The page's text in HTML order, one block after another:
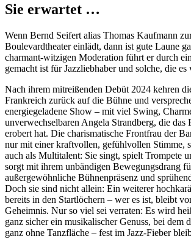
Sie erwartet …
Wenn Bernd Seifert alias Thomas Kaufmann
Boulevardtheater einlädt, dann ist gute Laune
charmant-witzigen Moderation führt er durch
gemacht ist für Jazzliebhaber und solche, die
Nach ihrem mitreißenden Debüt 2024 kehren
Frankreich zurück auf die Bühne und
energiegeladene Show – mit viel Swing,
unverwechselbaren Angela Strandberg, die
erobert hat. Die charismatische Frontfrau der
nur mit einer kraftvollen, gefühlvollen Stimme,
auch als Multitalent: Sie singt, spielt Trompete
sorgt mit ihrem unbändigen Bewegungsdrang
außergewöhnliche Bühnenpräsenz und
Doch sie sind nicht allein: Ein weiterer
bereits in den Startlöchern – wer es ist, bleibt
Geheimnis. Nur so viel sei verraten: Es wird
ganz sicher ein musikalischer Genuss, bei dem
ganz ohne Tanzfläche – fest im Jazz-Fieber